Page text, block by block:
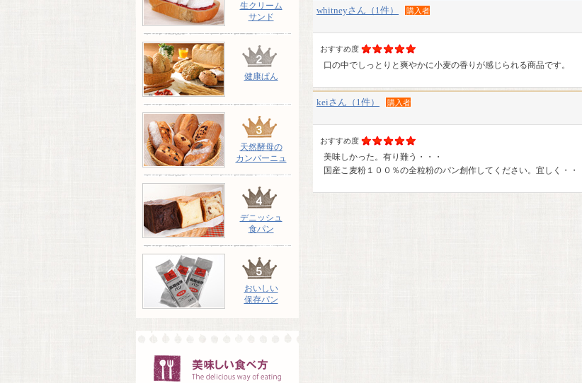
生クリーム
サンド
健康ぱん
天然酵母の
カンパーニュ
デニッシュ
食パン
おいしい
保存パン
whitneyさん（1件）
購入者
おすすめ度
口の中でしっとりと爽やかに小麦の香りが感じられる商品です。
keiさん（1件）
購入者
おすすめ度
美味しかった。有り難う・・・
国産こ麦粉１００％の全粒粉のパン創作してください。宜しく・・